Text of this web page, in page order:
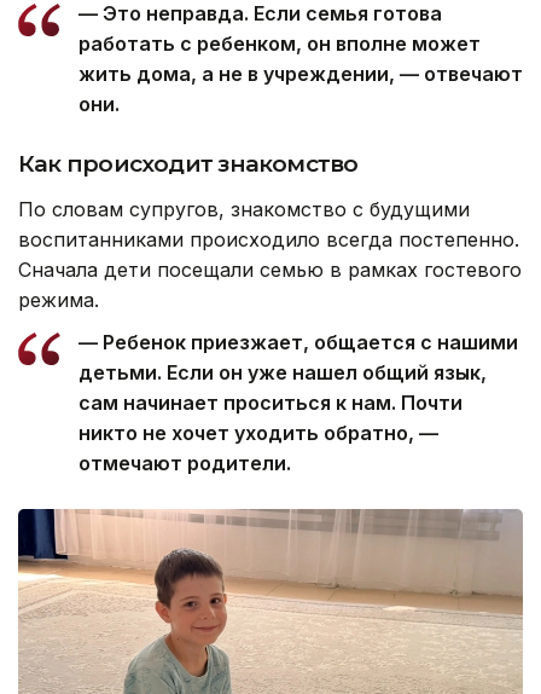
— Это неправда. Если семья готова
работать с ребенком, он вполне может
жить дома, а не в учреждении, — отвечают
они.
Как происходит знакомство
По словам супругов, знакомство с будущими
воспитанниками происходило всегда постепенно.
Сначала дети посещали семью в рамках гостевого
режима.
— Ребенок приезжает, общается с нашими
детьми. Если он уже нашел общий язык,
сам начинает проситься к нам. Почти
никто не хочет уходить обратно, —
отмечают родители.